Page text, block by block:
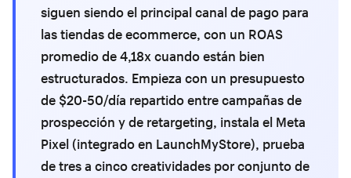
siguen siendo el principal canal de pago para
las tiendas de ecommerce, con un ROAS
promedio de 4,18x cuando están bien
estructurados. Empieza con un presupuesto
de $20-50/día repartido entre campañas de
prospección y de retargeting, instala el Meta
Pixel (integrado en LaunchMyStore), prueba
de tres a cinco creatividades por conjunto de